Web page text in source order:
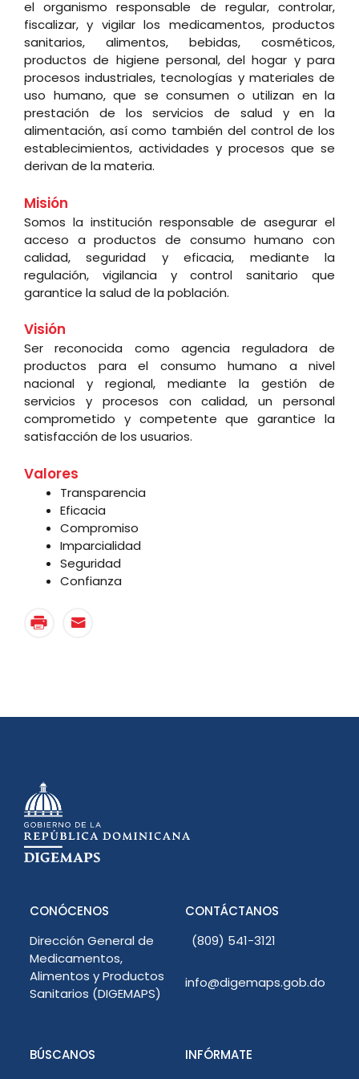
el organismo responsable de regular, controlar,
fiscalizar, y vigilar los medicamentos, productos
sanitarios, alimentos, bebidas, cosméticos,
productos de higiene personal, del hogar y para
procesos industriales, tecnologías y materiales de
uso humano, que se consumen o utilizan en la
prestación de los servicios de salud y en la
alimentación, así como también del control de los
establecimientos, actividades y procesos que se
derivan de la materia.
Misión
Somos la institución responsable de asegurar el
acceso a productos de consumo humano con
calidad, seguridad y eficacia, mediante la
regulación, vigilancia y control sanitario que
garantice la salud de la población.
Visión
Ser reconocida como agencia reguladora de
productos para el consumo humano a nivel
nacional y regional, mediante la gestión de
servicios y procesos con calidad, un personal
comprometido y competente que garantice la
satisfacción de los usuarios.
Valores
Transparencia
Eficacia
Compromiso
Imparcialidad
Seguridad
Confianza
CONÓCENOS
Dirección General de
Medicamentos,
Alimentos y Productos
Sanitarios (DIGEMAPS)
CONTÁCTANOS
(809) 541-3121
info@digemaps.gob.do
BÚSCANOS
INFÓRMATE